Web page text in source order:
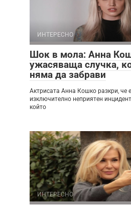
ИНТЕРЕСНО
Шок в мола: Анна
ужасяваща случка,
няма да забрави
Актрисата Анна Кошко разкри, че
изключително неприятен
който
ИНТЕРЕСНО